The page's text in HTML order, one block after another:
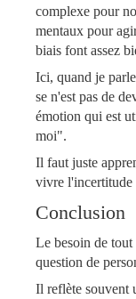
complexe pour
mentaux pour
biais font assez
Ici, quand je
se n'est pas de
émotion qui est
moi".
Il faut juste
vivre l'incertitude
Conclusion
Le besoin de tout
question de
Il reflète souvent